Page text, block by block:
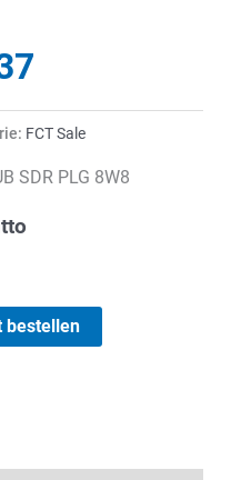
FCT Sale
SDR PLG 8W8
bestellen